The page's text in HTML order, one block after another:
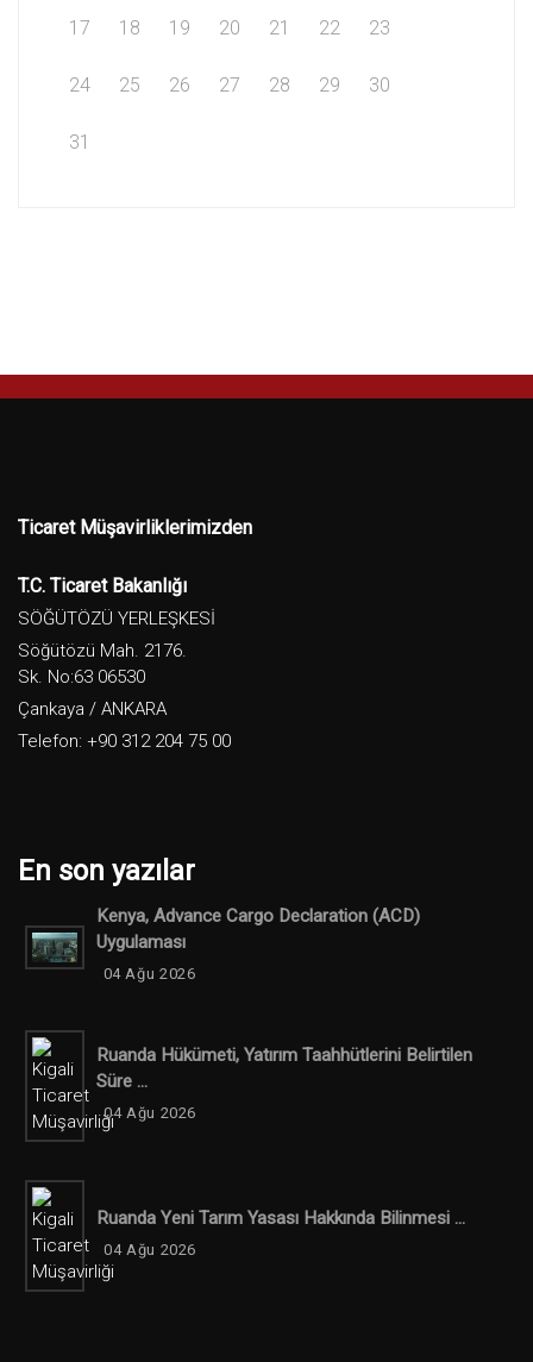
17 18 19 20 21 22 23
24 25 26 27 28 29 30
31
Ticaret Müşavirliklerimizden
T.C. Ticaret Bakanlığı
SÖĞÜTÖZÜ YERLEŞKESİ
Söğütözü Mah. 2176.
Sk. No:63 06530
Çankaya / ANKARA
Telefon: +90 312 204 75 00
En son yazılar
Kenya, Advance Cargo Declaration (ACD)
Uygulaması
04 Ağu 2026
Ruanda Hükümeti, Yatırım Taahhütlerini Belirtilen
Süre ...
04 Ağu 2026
Ruanda Yeni Tarım Yasası Hakkında Bilinmesi ...
04 Ağu 2026